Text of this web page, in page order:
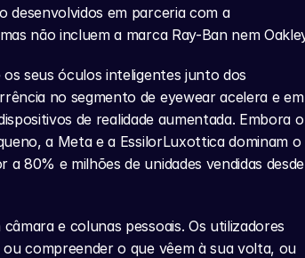
desenvolvidos em parceria com a
não incluem a marca Ray-Ban nem
seus óculos inteligentes junto dos
no segmento de eyewear acelera e em
de realidade aumentada. Embora o
a Meta e a EssilorLuxottica dominam o
80% e milhões de unidades vendidas desde
e colunas pessoais. Os utilizadores
compreender o que vêem à sua volta, ou